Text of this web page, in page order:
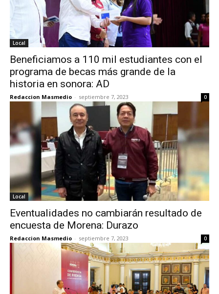
Local
Beneficiamos a 110 mil estudiantes con el
programa de becas más grande de la
historia en sonora: AD
Redaccion Masmedio - septiembre 7, 2023 0
Local
Eventualidades no cambiarán resultado de
encuesta de Morena: Durazo
Redaccion Masmedio - septiembre 7, 2023 0